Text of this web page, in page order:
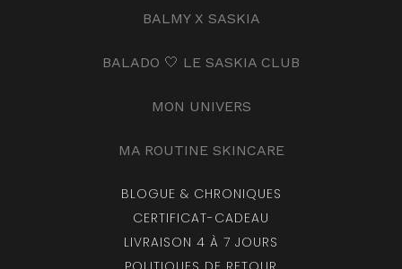
BALMY X SASKIA
BALADO 🤍 LE SASKIA CLUB
MON UNIVERS
MA ROUTINE SKINCARE
BLOGUE & CHRONIQUES
CERTIFICAT-CADEAU
LIVRAISON 4 À 7 JOURS